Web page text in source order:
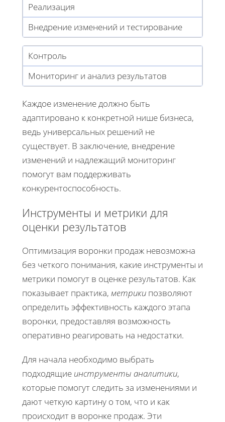
Реализация
Внедрение изменений и тестирование
Контроль
Мониторинг и анализ результатов
Каждое изменение должно быть
адаптировано к конкретной нише бизнеса,
ведь универсальных решений не
существует. В заключение, внедрение
изменений и надлежащий мониторинг
помогут вам поддерживать
конкурентоспособность.
Инструменты и метрики для
оценки результатов
Оптимизация воронки продаж невозможна
без четкого понимания, какие инструменты и
метрики помогут в оценке результатов. Как
показывает практика, метрики позволяют
определить эффективность каждого этапа
воронки, предоставляя возможность
оперативно реагировать на недостатки.
Для начала необходимо выбрать
подходящие инструменты аналитики,
которые помогут следить за изменениями и
дают четкую картину о том, что и как
происходит в воронке продаж. Эти